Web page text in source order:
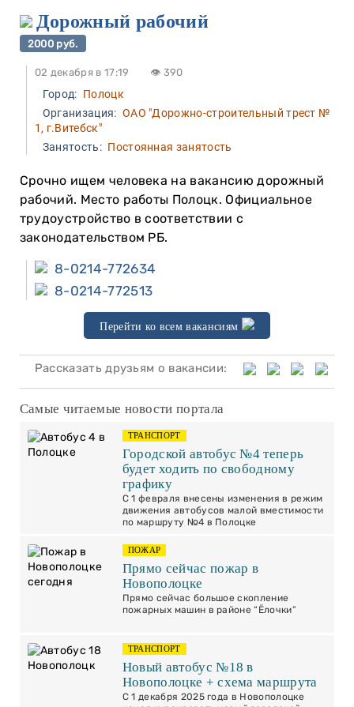
Дорожный рабочий
2000 руб.
02 декабря в 17:19 👁 390
Город: Полоцк
Организация: ОАО "Дорожно-строительный трест №
1, г.Витебск"
Занятость:Постоянная занятость
Срочно ищем человека на вакансию дорожный
рабочий. Место работы Полоцк. Официальное
трудоустройство в соответствии с
законодательством РБ.
8-0214-772634
8-0214-772513
Перейти ко всем вакансиям
Рассказать друзьям о вакансии:
Самые читаемые новости портала
ТРАНСПОРТ
Городской автобус №4 теперь
будет ходить по свободному
графику
С 1 февраля внесены изменения в режим
движения автобусов малой вместимости
по маршруту №4 в Полоцке
ПОЖАР
Прямо сейчас пожар в
Новополоцке
Прямо сейчас большое скопление
пожарных машин в районе “Ёлочки”
ТРАНСПОРТ
Новый автобус №18 в
Новополоцке + схема маршрута
С 1 декабря 2025 года в Новополоцке